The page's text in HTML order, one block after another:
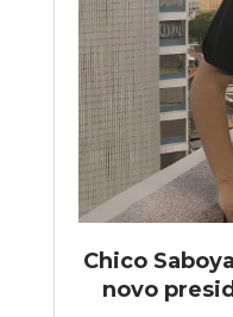
Chico
novo